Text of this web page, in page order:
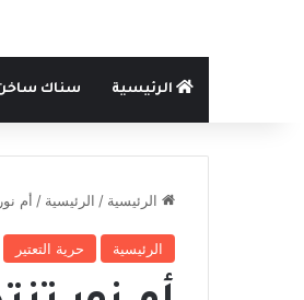
الرئيسية سناك
الرئيسية / الرئيسية / أم
الرئيسية حرية التعتير